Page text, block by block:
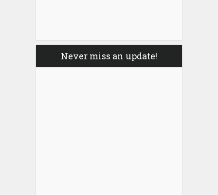
Never miss an update!